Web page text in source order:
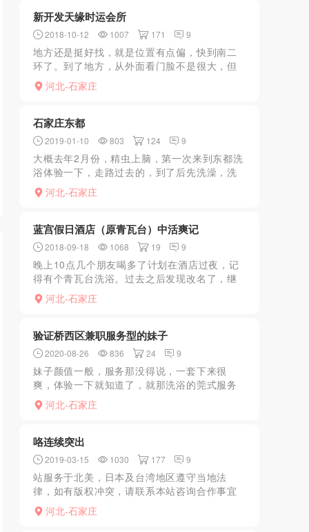
新开发天缘时运会所
2018-10-12 1007 171 9
地方还是挺好找，就是位置有点偏，快到南二
环了。到了地方，从外面看门脸不是很大，但
是招牌做的挺气派。进门后直接是小木桥，看
着很有情调，上楼后就是接待前台了。一个男
河北-石家庄
石家庄东都
2019-01-10 803 124 9
大概去年2月份，精虫上脑，第一次来到东都洗
浴体验一下，走路过去的，到了后先洗澡，洗
浴环境一般，主要是小姐这块。洗完后服务员
会带你到一个防盗门，进去后就是炮房了，小
河北-石家庄
蓝宫假日酒店（原青瓦台）中活爽记
2018-09-18 1068 19 9
晚上10点几个朋友喝多了计划在酒店过夜，记
得有个青瓦台洗浴。过去之后发现改名了，继
续进入发现还是原来的装修，估计有大活，但
是因为迎客的服务生太热情在1楼洗澡大厅就一
河北-石家庄
验证桥西区兼职服务型的妹子
2020-08-26 836 24 9
妹子颜值一般，服务那没得说，一套下来很
爽，体验一下就知道了，就那洗浴的莞式服务
也不过如此，在她这里都能享受到，她跟别的
楼凤不一样，很敬业，服务很到位不催，5张享
河北-石家庄
咯连续突出
2019-03-15 1030 177 9
站服务于北美，日本及台湾地区遵守当地法
律，如有版权冲突，请联系本站咨询合作事宜
站服务于北美，日本及台湾地区遵守当地法
律，如有版权冲突，请联系本站咨询合作事宜
河北-石家庄